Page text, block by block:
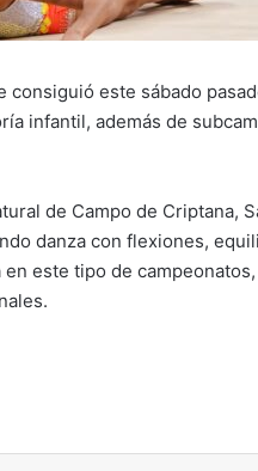
consiguió este sábado
infantil, además de
de Campo de Criptana,
danza con flexiones,
este tipo de